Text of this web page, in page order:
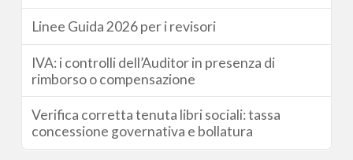
Linee Guida 2026 per i revisori
IVA: i controlli dell’Auditor in presenza di
rimborso o compensazione
Verifica corretta tenuta libri sociali: tassa
concessione governativa e bollatura